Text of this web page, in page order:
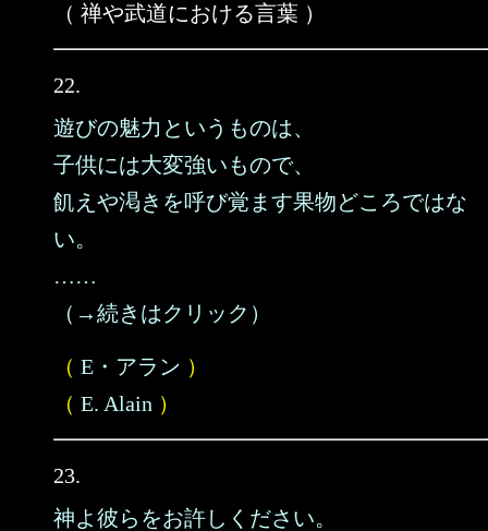
（ 禅や武道における言葉 ）
22.
遊びの魅力というものは、
子供には大変強いもので、
飢えや渇きを呼び覚ます果物どころではな
い。
……
（→続きはクリック）
（ E・アラン ）
（ E. Alain ）
23.
神よ彼らをお許しください。